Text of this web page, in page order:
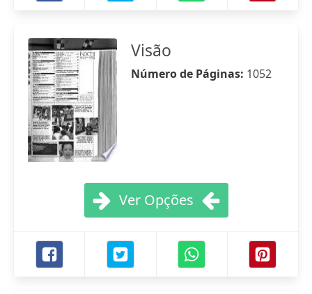
Visão
Número de Páginas: 1052
Ver Opções